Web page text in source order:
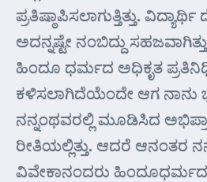
ಪ್ರತಿಷ್ಠಾಪಿಸಲಾಗುತ್ತಿತ್ತು.
ಅದನ್ನಷ್ಟೇ ನಂಬಿದ್ದು
ಹಿಂದೂ ಧರ್ಮದ ಅಧಿಕೃತ
ಕಳಿಸಲಾಗಿದೆಯೆಂದೇ ಆಗ ನಾನು
ನನ್ನಂಥವರಲ್ಲಿ ಮೂಡಿಸಿದ
ರೀತಿಯಲ್ಲಿತ್ತು. ಆದರೆ ಆನಂತರ
ವಿವೇಕಾನಂದರು ಹಿಂದೂಧರ್ಮದ